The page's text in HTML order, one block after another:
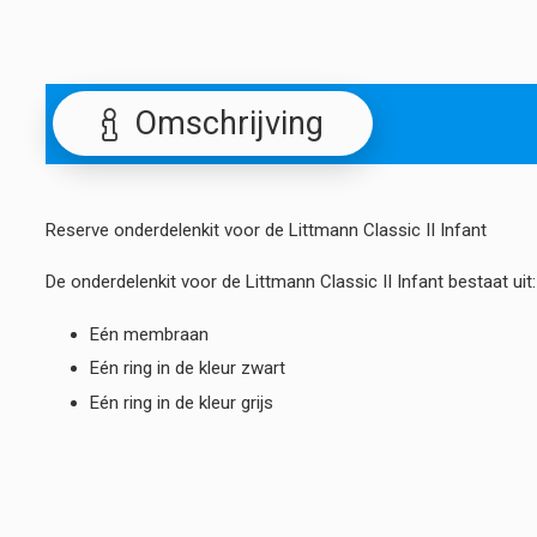
Omschrijving
Reserve onderdelenkit voor de Littmann Classic II Infant
De onderdelenkit voor de Littmann Classic II Infant bestaat uit:
Eén membraan
Eén ring in de kleur zwart
Eén ring in de kleur grijs